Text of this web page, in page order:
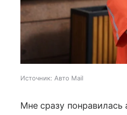
Источник: Авто Mail
Мне сразу